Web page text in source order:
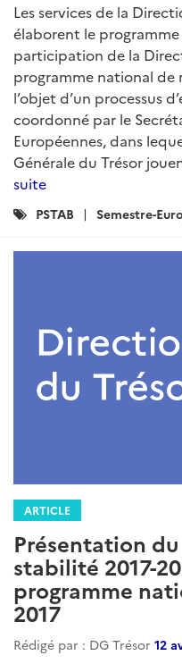
Les services de la
élaborent le programme
participation de la
programme national de
l’objet d’un processus
coordonné par le
Européennes, dans
Générale du Trésor
suite
Catégories
PSTAB Semestre-
ARTICLE
Présentation
stabilité 2017-
programme
2017
Rédigé par : DG Trésor 12